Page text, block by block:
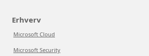
Erhverv
Microsoft Cloud
Microsoft Security